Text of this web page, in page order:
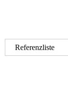
Referenzliste